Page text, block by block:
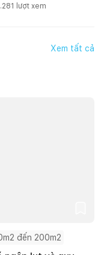
lượt xem
Xem tất cả
đến 200m2